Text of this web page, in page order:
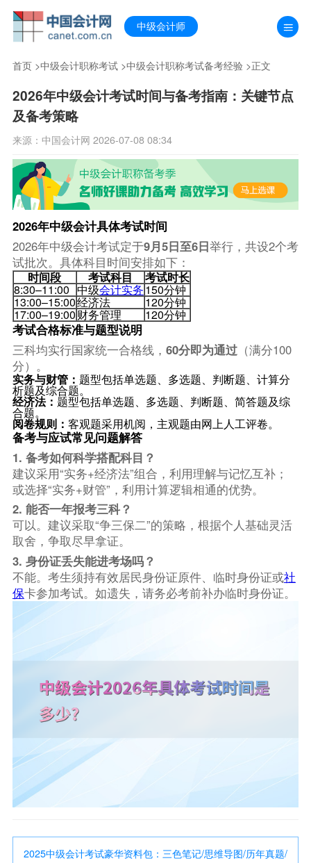
中级会计师
首页>中级会计职称考试>中级会计职称考试备考经验>正文
2026年中级会计考试时间与备考指南：关键节点
及备考策略
来源：中国会计网 2026-07-08 08:34
2026年中级会计具体考试时间
2026年中级会计考试定于9月5日至6日举行，共设2个考
试批次。具体科目时间安排如下：
时间段 考试科目 考试时长
8:30–11:00 中级会计实务150分钟
13:00–15:00经济法 120分钟
17:00–19:00财务管理 120分钟
考试合格标准与题型说明
三科均实行国家统一合格线， 60分即为通过（满分100
分）。
实务与财管： 题型包括单选题、多选题、判断题、计算分
析题及综合题。
经济法：题型包括单选题、多选题、判断题、简答题及综
合题。
阅卷规则： 客观题采用机阅，主观题由网上人工评卷。
备考与应试常见问题解答
1. 备考如何科学搭配科目？
建议采用“实务+经济法”组合，利用理解与记忆互补；
或选择“实务+财管”，利用计算逻辑相通的优势。
2. 能否一年报考三科？
可以。建议采取“争三保二”的策略，根据个人基础灵活
取舍，争取尽早拿证。
3. 身份证丢失能进考场吗？
不能。考生须持有效居民身份证原件、临时身份证或社
保卡参加考试。如遗失，请务必考前补办临时身份证。
2025中级会计考试豪华资料包：三色笔记/思维导图/历年真题/